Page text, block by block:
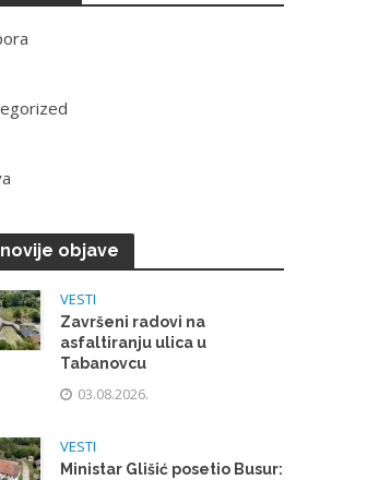
objave
VESTI
Završeni radovi na
asfaltiranju ulica u
Tabanovcu
03.08.2026.
VESTI
Ministar Glišić posetio Busur: